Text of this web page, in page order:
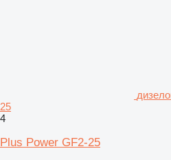
25
4
Plus Power GF2-25